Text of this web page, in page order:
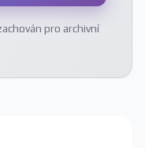
pro archivní